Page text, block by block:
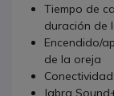
Tiempo de
duración de
Encendido/
de la oreja
Jabra